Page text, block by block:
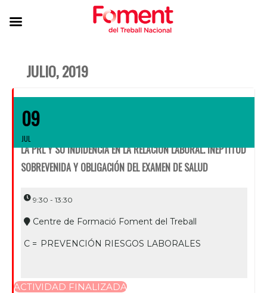
JULIO, 2019
09
JUL
LA PRL Y SU INDIDENCIA EN LA RELACIÓN LABORAL. INEPTITUD
SOBREVENIDA Y OBLIGACIÓN DEL EXAMEN DE SALUD
9:30 - 13:30
Centre de Formació Foment del Treball
C = PREVENCIÓN RIESGOS LABORALES
ACTIVIDAD FINALIZADA